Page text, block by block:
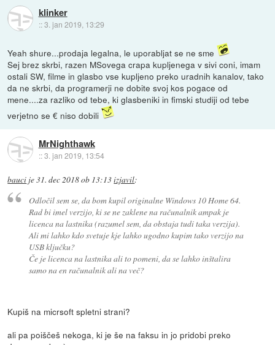
klinker
::3. jan 2019, 13:29
Yeah shure...prodaja legalna, le uporabljat se ne sme
Sej brez skrbi, razen MSovega crapa kupljenega v sivi coni, imam
ostali SW, filme in glasbo vse kupljeno preko uradnih kanalov, tako
da ne skrbi, da programerji ne dobite svoj kos pogace od
mene....za razliko od tebe, ki glasbeniki in fimski studiji od tebe
verjetno se € niso dobili
MrNighthawk
::3. jan 2019, 13:54
bauci je31. dec 2018 ob 13:13izjavil:
Odločil sem se, da bom kupil originalne Windows 10 Home 64.
Rad bi imel verzijo, ki se ne zaklene na računalnik ampak je
licenca na lastnika (razumel sem, da obstaja tudi taka verzija).
Ali mi lahko kdo svetuje kje lahko ugodno kupim tako verzijo na
USB ključku?
Če je licenca na lastnika ali to pomeni, da se lahko inštalira
samo na en računalnik ali na več?
Kupiš na micrsoft spletni strani?
ali pa poiščeš nekoga, ki je še na faksu in jo pridobi preko